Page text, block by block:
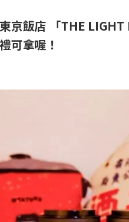
京飯店 「THE
可拿喔！